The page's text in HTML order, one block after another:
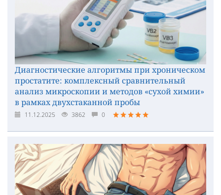
Диагностические алгоритмы при хроническом
простатите: комплексный сравнительный
анализ микроскопии и методов «сухой химии»
в рамках двухстаканной пробы
11.12.2025 3862 0